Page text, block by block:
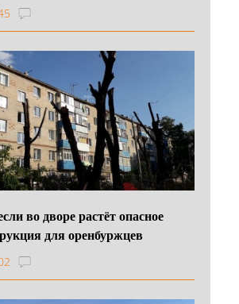
во дворе растёт опасное
для оренбуржцев